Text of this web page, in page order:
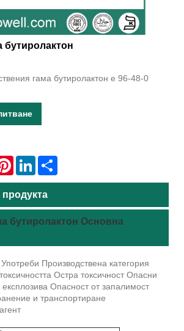
бутиролактон
гама бутиролактон е 96-48-0
PinterestLinkedIn
бутиролактон Основна
Производствена категория
Остра токсичност Опасни
експлозива Опасност от запалимост
и транспортиране